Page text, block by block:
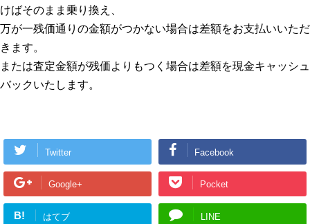
けばそのまま乗り換え、
万が一残価通りの金額がつかない場合は差額をお支払いいただ
きます。
または査定金額が残価よりもつく場合は差額を現金キャッシュ
バックいたします。
Twitter Facebook
Google+ Pocket
B! はてブ LINE